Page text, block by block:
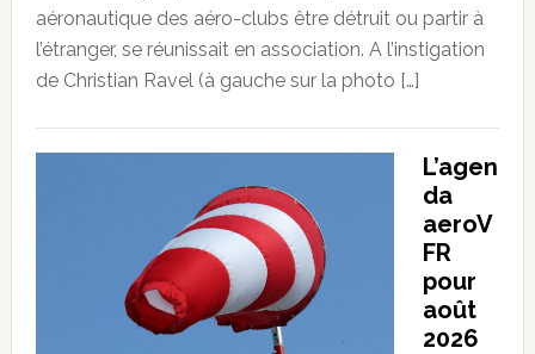
aéronautique des aéro-clubs être détruit ou partir à
l’étranger, se réunissait en association. A l’instigation
de Christian Ravel (à gauche sur la photo […]
L’agen
da
aeroV
FR
pour
août
2026